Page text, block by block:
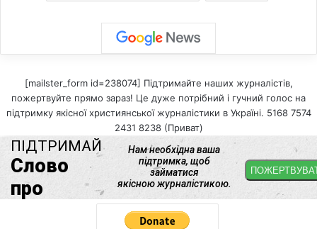
[mailster_form id=238074] Підтримайте наших журналістів,
пожертвуйте прямо зараз! Це дуже потрібний і гучний голос на
підтримку якісної християнської журналістики в Україні. 5168 7574
2431 8238 (Приват)